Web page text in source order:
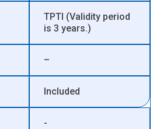
TPTI (Validity period
is 3 years.)
–
Included
-